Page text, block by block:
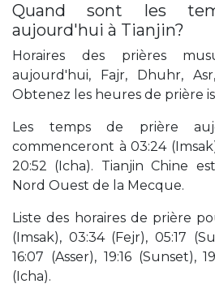
Quand sont les
aujourd'hui à Tianjin?
Horaires des prières
aujourd'hui, Fajr, Dhuhr,
Obtenez les heures de prière
Les temps de prière
commenceront à 03:24
20:52 (Icha). Tianjin Chine
Nord Ouest de la Mecque.
Liste des horaires de prière
(Imsak), 03:34 (Fejr), 05:17
16:07 (Asser), 19:16 (Sunset),
(Icha).